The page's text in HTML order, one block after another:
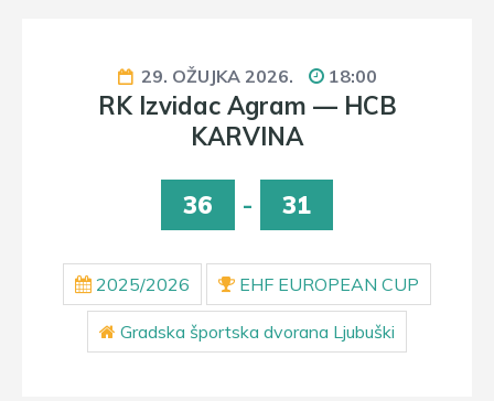
29. OŽUJKA 2026. 18:00
RK Izvidac Agram — HCB
KARVINA
36 - 31
2025/2026 EHF EUROPEAN CUP
Gradska športska dvorana Ljubuški